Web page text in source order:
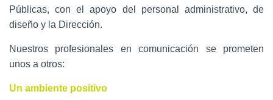
Públicas, con el apoyo del personal administrativo, de
diseño y la Dirección.
Nuestros profesionales en comunicación se prometen
unos a otros:
Un ambiente positivo